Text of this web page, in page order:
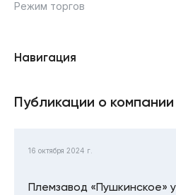
Режим торгов
Навигация
Публикации о компании
16 октября 2024 г.
Племзавод «Пушкинское»